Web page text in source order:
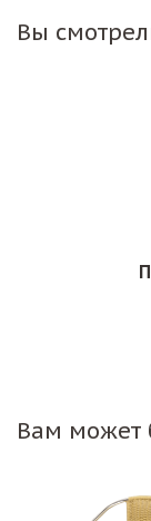
Вы
Вам может